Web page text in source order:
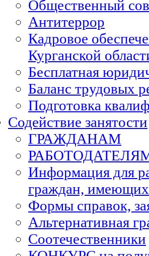
Общественный
Антитеррор
Кадровое
Курганской
Бесплатная
Баланс трудовых
Подготовка
Содействие занятости
ГРАЖДАНАМ
Информация для
граждан,
Формы справок,
Альтернативная
Соотечественники